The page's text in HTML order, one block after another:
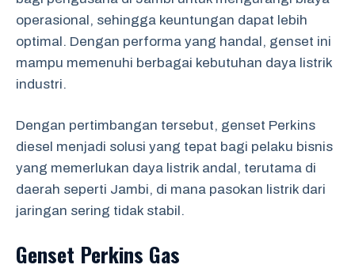
operasional, sehingga keuntungan dapat lebih
optimal. Dengan performa yang handal, genset ini
mampu memenuhi berbagai kebutuhan daya listrik
industri.
Dengan pertimbangan tersebut, genset Perkins
diesel menjadi solusi yang tepat bagi pelaku bisnis
yang memerlukan daya listrik andal, terutama di
daerah seperti Jambi, di mana pasokan listrik dari
jaringan sering tidak stabil.
Genset Perkins Gas